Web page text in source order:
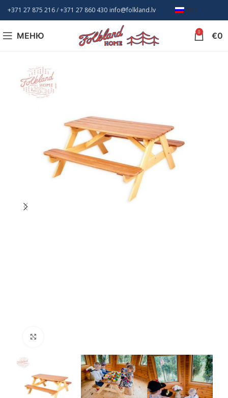
+371 27 875 216/ +371 27 860 430 info@folkland.lv RU
МЕНЮ 0 €0